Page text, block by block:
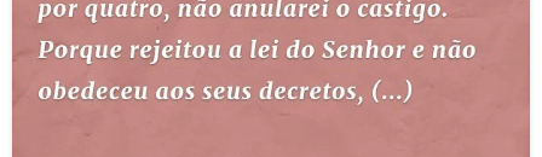
LOJA BÍBLIAON